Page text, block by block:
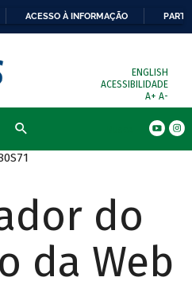
ACESSO À INFORMAÇÃO
ENGLISH
ACESSIBILIDADE
A+ A-
do
da Web